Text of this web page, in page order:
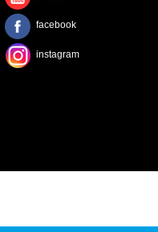
facebook
instagram